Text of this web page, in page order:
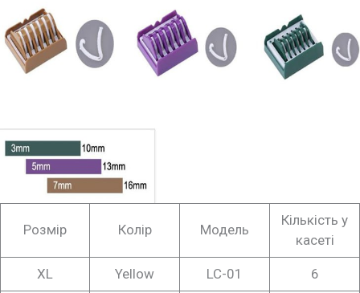
Розмір Колір Модель
Кількість у
касеті
XL Yellow LC-01 6